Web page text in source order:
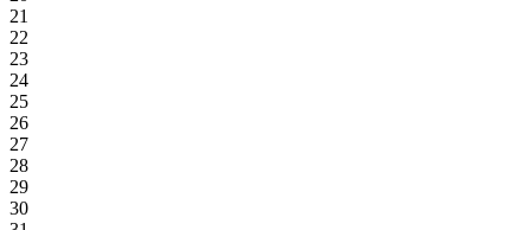
21
22
23
24
25
26
27
28
29
30